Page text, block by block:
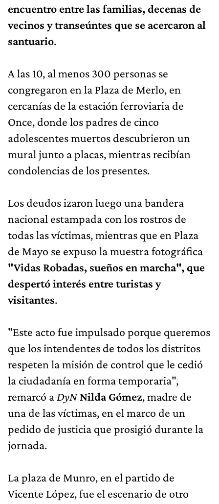
encuentro entre las familias, decenas de
vecinos y transeúntes que se acercaron al
santuario.
A las 10, al menos 300 personas se
congregaron en la Plaza de Merlo, en
cercanías de la estación ferroviaria de
Once, donde los padres de cinco
adolescentes muertos descubrieron un
mural junto a placas, mientras recibían
condolencias de los presentes.
Los deudos izaron luego una bandera
nacional estampada con los rostros de
todas las víctimas, mientras que en Plaza
de Mayo se expuso la muestra fotográfica
"Vidas Robadas, sueños en marcha", que
despertó interés entre turistas y
visitantes.
"Este acto fue impulsado porque queremos
que los intendentes de todos los distritos
respeten la misión de control que le cedió
la ciudadanía en forma temporaria",
remarcó a DyN Nilda Gómez, madre de
una de las víctimas, en el marco de un
pedido de justicia que prosigió durante la
jornada.
La plaza de Munro, en el partido de
Vicente López, fue el escenario de otro